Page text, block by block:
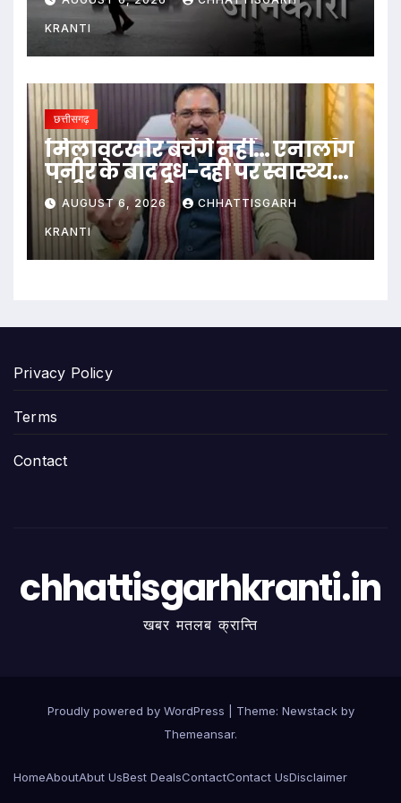
KRANTI
छत्तीसगढ़
मिलावटखोर बचेंगे नहीं… एनालॉग
पनीर के बाद दूध-दही पर स्वास्थ्य
मंत्री का बड़ा बयान
AUGUST 6, 2026 CHHATTISGARH
KRANTI
Privacy Policy
Terms
Contact
chhattisgarhkranti.in
खबर मतलब क्रान्ति
Proudly powered by WordPress Theme: Newstackby
Themeansar.
HomeAboutAbut UsBest DealsContactContact UsDisclaimer